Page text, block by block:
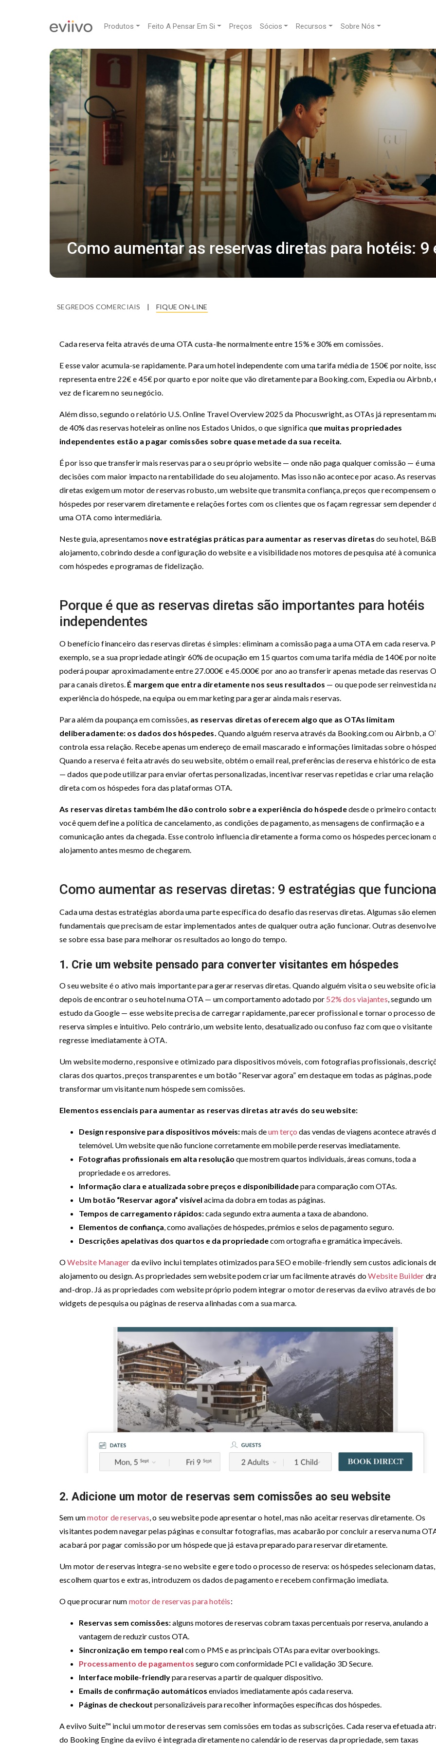
Produtos Feito A Pensar Em Si Preços Sócios Recursos Sobre Nós
Como aumentar as reservas diretas para hotéis:
SEGREDOS COMERCIAIS | FIQUE ON-LINE
Cada reserva feita através de uma OTA custa-lhe normalmente entre 15% e 30% em comissões.
E esse valor acumula-se rapidamente. Para um hotel independente com uma tarifa média de 150€ por noite,
representa entre 22€ e 45€ por quarto e por noite que vão diretamente para Booking.com, Expedia ou Airbnb,
vez de ficarem no seu negócio.
Além disso, segundo o relatório U.S. Online Travel Overview 2025 da Phocuswright, as OTAs já representam
de 40% das reservas hoteleiras online nos Estados Unidos, o que significa que muitas propriedades
independentes estão a pagar comissões sobre quase metade da sua receita.
É por isso que transferir mais reservas para o seu próprio website — onde não paga qualquer comissão — é uma
decisões com maior impacto na rentabilidade do seu alojamento. Mas isso não acontece por acaso. As reservas
diretas exigem um motor de reservas robusto, um website que transmita confiança, preços que recompensem
hóspedes por reservarem diretamente e relações fortes com os clientes que os façam regressar sem depender
uma OTA como intermediária.
Neste guia, apresentamos nove estratégias práticas para aumentar as reservas diretas do seu hotel,
alojamento, cobrindo desde a configuração do website e a visibilidade nos motores de pesquisa até à
com hóspedes e programas de fidelização.
Porque é que as reservas diretas são importantes para hotéis
independentes
O benefício financeiro das reservas diretas é simples: eliminam a comissão paga a uma OTA em cada reserva.
exemplo, se a sua propriedade atingir 60% de ocupação em 15 quartos com uma tarifa média de 140€ por
poderá poupar aproximadamente entre 27.000€ e 45.000€ por ano ao transferir apenas metade das reservas
para canais diretos. É margem que entra diretamente nos seus resultados — ou que pode ser reinvestida
experiência do hóspede, na equipa ou em marketing para gerar ainda mais reservas.
Para além da poupança em comissões, as reservas diretas oferecem algo que as OTAs limitam
deliberadamente: os dados dos hóspedes. Quando alguém reserva através da Booking.com ou Airbnb, a
controla essa relação. Recebe apenas um endereço de email mascarado e informações limitadas sobre o
Quando a reserva é feita através do seu website, obtém o email real, preferências de reserva e histórico de
— dados que pode utilizar para enviar ofertas personalizadas, incentivar reservas repetidas e criar uma relação
direta com os hóspedes fora das plataformas OTA.
As reservas diretas também lhe dão controlo sobre a experiência do hóspededesde o primeiro
você quem define a política de cancelamento, as condições de pagamento, as mensagens de confirmação e a
comunicação antes da chegada. Esse controlo influencia diretamente a forma como os hóspedes percecionam
alojamento antes mesmo de chegarem.
Como aumentar as reservas diretas: 9 estratégias que
Cada uma destas estratégias aborda uma parte específica do desafio das reservas diretas. Algumas são
fundamentais que precisam de estar implementados antes de qualquer outra ação funcionar. Outras
se sobre essa base para melhorar os resultados ao longo do tempo.
1. Crie um website pensado para converter visitantes em hóspedes
O seu website é o ativo mais importante para gerar reservas diretas. Quando alguém visita o seu website
depois de encontrar o seu hotel numa OTA — um comportamento adotado por 52% dos viajantes, segundo um
estudo da Google — esse website precisa de carregar rapidamente, parecer profissional e tornar o processo de
reserva simples e intuitivo. Pelo contrário, um website lento, desatualizado ou confuso faz com que o visitante
regresse imediatamente à OTA.
Um website moderno, responsive e otimizado para dispositivos móveis, com fotografias profissionais,
claras dos quartos, preços transparentes e um botão “Reservar agora” em destaque em todas as páginas, pode
transformar um visitante num hóspede sem comissões.
Elementos essenciais para aumentar as reservas diretas através do seu website:
Design responsive para dispositivos móveis:mais deum terço das vendas de viagens acontece através
telemóvel. Um website que não funcione corretamente em mobile perde reservas imediatamente.
Fotografias profissionais em alta resolução que mostrem quartos individuais, áreas comuns, toda a
propriedade e os arredores.
Informação clara e atualizada sobre preços e disponibilidadepara comparação com OTAs.
Um botão “Reservar agora” visível acima da dobra em todas as páginas.
Tempos de carregamento rápidos:cada segundo extra aumenta a taxa de abandono.
Elementos de confiança, como avaliações de hóspedes, prémios e selos de pagamento seguro.
Descrições apelativas dos quartos e da propriedadecom ortografia e gramática impecáveis.
OWebsite Manager da eviivo inclui templates otimizados para SEO e mobile-friendly sem custos adicionais
alojamento ou design. As propriedades sem website podem criar um facilmente através doWebsite Builder
and-drop. Já as propriedades com website próprio podem integrar o motor de reservas da eviivo através de
widgets de pesquisa ou páginas de reserva alinhadas com a sua marca.
2. Adicione um motor de reservas sem comissões ao seu website
Sem ummotor de reservas, o seu website pode apresentar o hotel, mas não aceitar reservas diretamente. Os
visitantes podem navegar pelas páginas e consultar fotografias, mas acabarão por concluir a reserva numa
acabará por pagar comissão por um hóspede que já estava preparado para reservar diretamente.
Um motor de reservas integra-se no website e gere todo o processo de reserva: os hóspedes selecionam datas,
escolhem quartos e extras, introduzem os dados de pagamento e recebem confirmação imediata.
O que procurar num motor de reservas para hotéis:
Reservas sem comissões:alguns motores de reservas cobram taxas percentuais por reserva, anulando a
vantagem de reduzir custos OTA.
Sincronização em tempo real com o PMS e as principais OTAs para evitar overbookings.
Processamento de pagamentos seguro com conformidade PCI e validação 3D Secure.
Interface mobile-friendlypara reservas a partir de qualquer dispositivo.
Emails de confirmação automáticos enviados imediatamente após cada reserva.
Páginas de checkout personalizáveis para recolher informações específicas dos hóspedes.
A eviivo Suite™ inclui um motor de reservas sem comissões em todas as subscrições. Cada reserva efetuada
do Booking Engine da eviivo é integrada diretamente no calendário de reservas da propriedade, sem taxas